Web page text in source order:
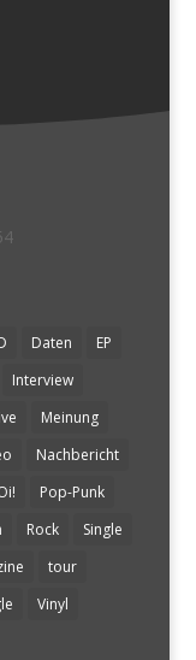
Daten
EP
Interview
Meinung
Nachbericht
Pop-Punk
Rock
Single
tour
Vinyl